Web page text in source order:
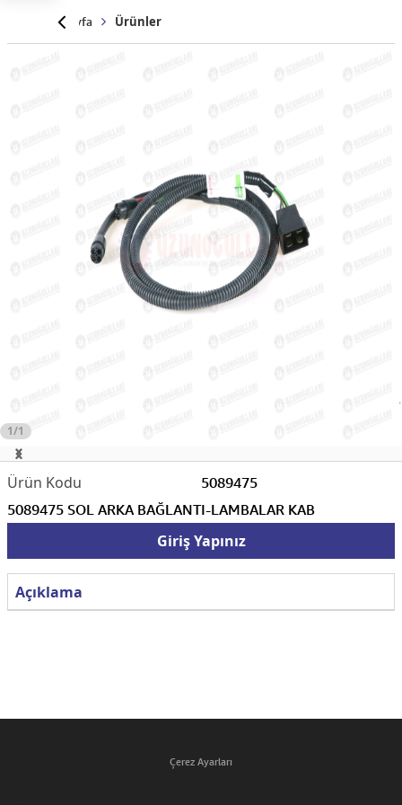
Anasayfa Ürünler
1/1
5089475
5089475 SOL ARKA BAĞLANTI-LAMBALAR KAB
Giriş Yapınız
Açıklama
Çerez Ayarları